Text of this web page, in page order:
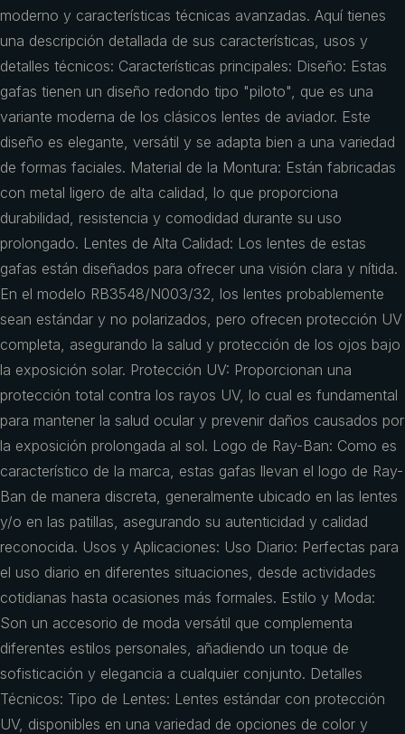
moderno y características técnicas avanzadas. Aquí tienes
una descripción detallada de sus características, usos y
detalles técnicos: Características principales: Diseño: Estas
gafas tienen un diseño redondo tipo "piloto", que es una
variante moderna de los clásicos lentes de aviador. Este
diseño es elegante, versátil y se adapta bien a una variedad
de formas faciales. Material de la Montura: Están fabricadas
con metal ligero de alta calidad, lo que proporciona
durabilidad, resistencia y comodidad durante su uso
prolongado. Lentes de Alta Calidad: Los lentes de estas
gafas están diseñados para ofrecer una visión clara y nítida.
En el modelo RB3548/N003/32, los lentes probablemente
sean estándar y no polarizados, pero ofrecen protección UV
completa, asegurando la salud y protección de los ojos bajo
la exposición solar. Protección UV: Proporcionan una
protección total contra los rayos UV, lo cual es fundamental
para mantener la salud ocular y prevenir daños causados por
la exposición prolongada al sol. Logo de Ray-Ban: Como es
característico de la marca, estas gafas llevan el logo de Ray-
Ban de manera discreta, generalmente ubicado en las lentes
y/o en las patillas, asegurando su autenticidad y calidad
reconocida. Usos y Aplicaciones: Uso Diario: Perfectas para
el uso diario en diferentes situaciones, desde actividades
cotidianas hasta ocasiones más formales. Estilo y Moda:
Son un accesorio de moda versátil que complementa
diferentes estilos personales, añadiendo un toque de
sofisticación y elegancia a cualquier conjunto. Detalles
Técnicos: Tipo de Lentes: Lentes estándar con protección
UV, disponibles en una variedad de opciones de color y